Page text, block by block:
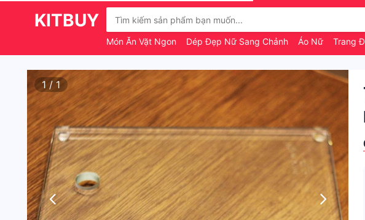
KITBUY
Món Ăn Vặt Ngon Dép Đẹp Nữ Sang Chảnh Áo Nữ Trang
1 / 1